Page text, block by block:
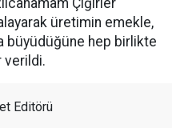
üretimin emekle,
büyüdüğüne hep birlikte
verildi.
Editörü